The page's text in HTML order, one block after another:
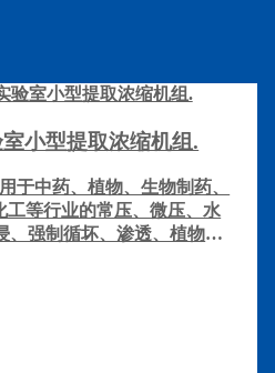
小型提取浓缩机组.
于中药、植物、生物制药、
工等行业的常压、微压、水
、强制循坏、渗透、植物精